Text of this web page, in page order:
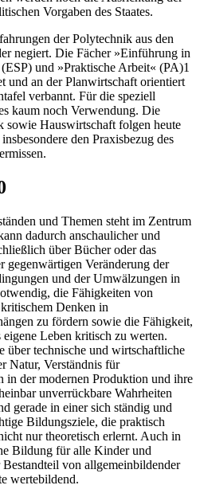
Vorgaben des Staates.
der Polytechnik aus den
negiert. Die Fächer »Einführung in
und »Praktische Arbeit« (PA)1
und an der Planwirtschaft orientiert
verbannt. Für die speziell
kaum noch Verwendung. Die
sowie Hauswirtschaft folgen heute
den Praxisbezug des
und Themen steht im Zentrum
dadurch anschaulicher und
über Bücher oder das
gegenwärtigen Veränderung der
und der Umwälzungen in
die Fähigkeiten von
Denken in
zu fördern sowie die Fähigkeit,
Leben kritisch zu werten.
über technische und wirtschaftliche
Natur, Verständnis für
in der modernen Produktion und ihre
unverrückbare Wahrheiten
gerade in einer sich ständig und
Bildungsziele, die praktisch
nur theoretisch erlernt. Auch in
Bildung für alle Kinder und
von allgemeinbildender
wertebildend.